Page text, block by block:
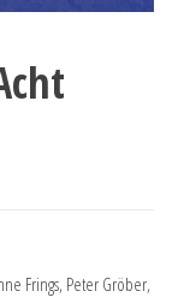
Frings, Peter Gröber,